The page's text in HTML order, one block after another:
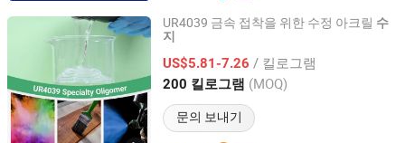
UR4039 금속 접착을 위한 수정 아크릴 수
지
US$5.81-7.26 / 킬로그램
200 킬로그램 (MOQ)
문의 보내기
Guangdong Hechems Novel Material Co., Ltd.
Guangdong, China 이후 2026